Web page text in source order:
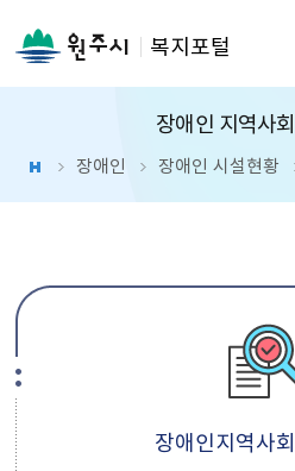
복지포털
장애인 지역사
장애인 장애인 시설현황
장애인지역사